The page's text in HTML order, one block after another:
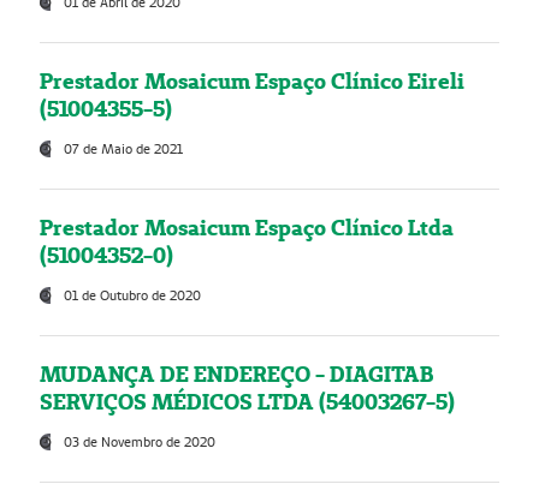
Prestador Mosaicum Espaço Clínico Eireli
(51004355-5)
07 de Maio de 2021
Prestador Mosaicum Espaço Clínico Ltda
(51004352-0)
01 de Outubro de 2020
MUDANÇA DE ENDEREÇO - DIAGITAB
SERVIÇOS MÉDICOS LTDA (54003267-5)
03 de Novembro de 2020